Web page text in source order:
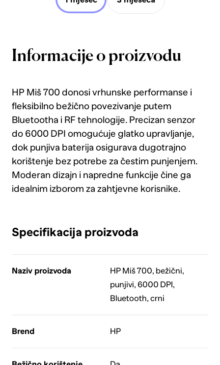
Informacije o proizvodu
HP Miš 700 donosi vrhunske performanse i
fleksibilno bežično povezivanje putem
Bluetootha i RF tehnologije. Precizan senzor
do 6000 DPI omogućuje glatko upravljanje,
dok punjiva baterija osigurava dugotrajno
korištenje bez potrebe za čestim punjenjem.
Moderan dizajn i napredne funkcije čine ga
idealnim izborom za zahtjevne korisnike.
Specifikacija proizvoda
Naziv proizvoda
HP Miš 700, bežični,
punjivi, 6000 DPI,
Bluetooth, crni
Brend HP